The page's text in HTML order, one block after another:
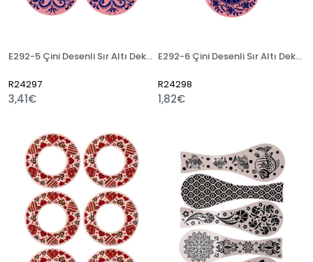
E292-5 Çini Desenli Sır Altı Dekal 7 cm
R24297
3,41€
E292-6 Çini Desenli Sır Altı Dekal 7 cm
R24298
1,82€